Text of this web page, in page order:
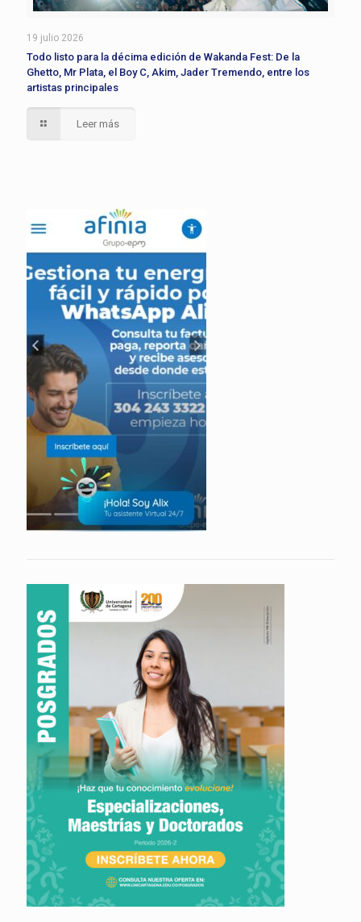
19 julio 2026
Todo listo para la décima edición de Wakanda Fest: De la
Ghetto, Mr Plata, el Boy C, Akim, Jader Tremendo, entre los
artistas principales
Leer más